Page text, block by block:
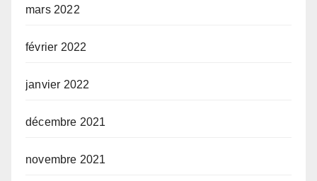
mars 2022
février 2022
janvier 2022
décembre 2021
novembre 2021